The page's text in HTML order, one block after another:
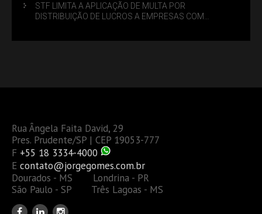
STF LIMITA A APLICAÇÃO DE MULTA POR
DISTRIBUIÇÃO DE LUCROS A EMPRESAS COM
Rua Ângela Faita David, 29
Pres. Prudente/SP | CEP 19053-777
F +55 18 3334-4000
E contato@jorgegomes.com.br
Dourados - MS Londrina - PR
São Paulo - SP Três Lagoas - MS